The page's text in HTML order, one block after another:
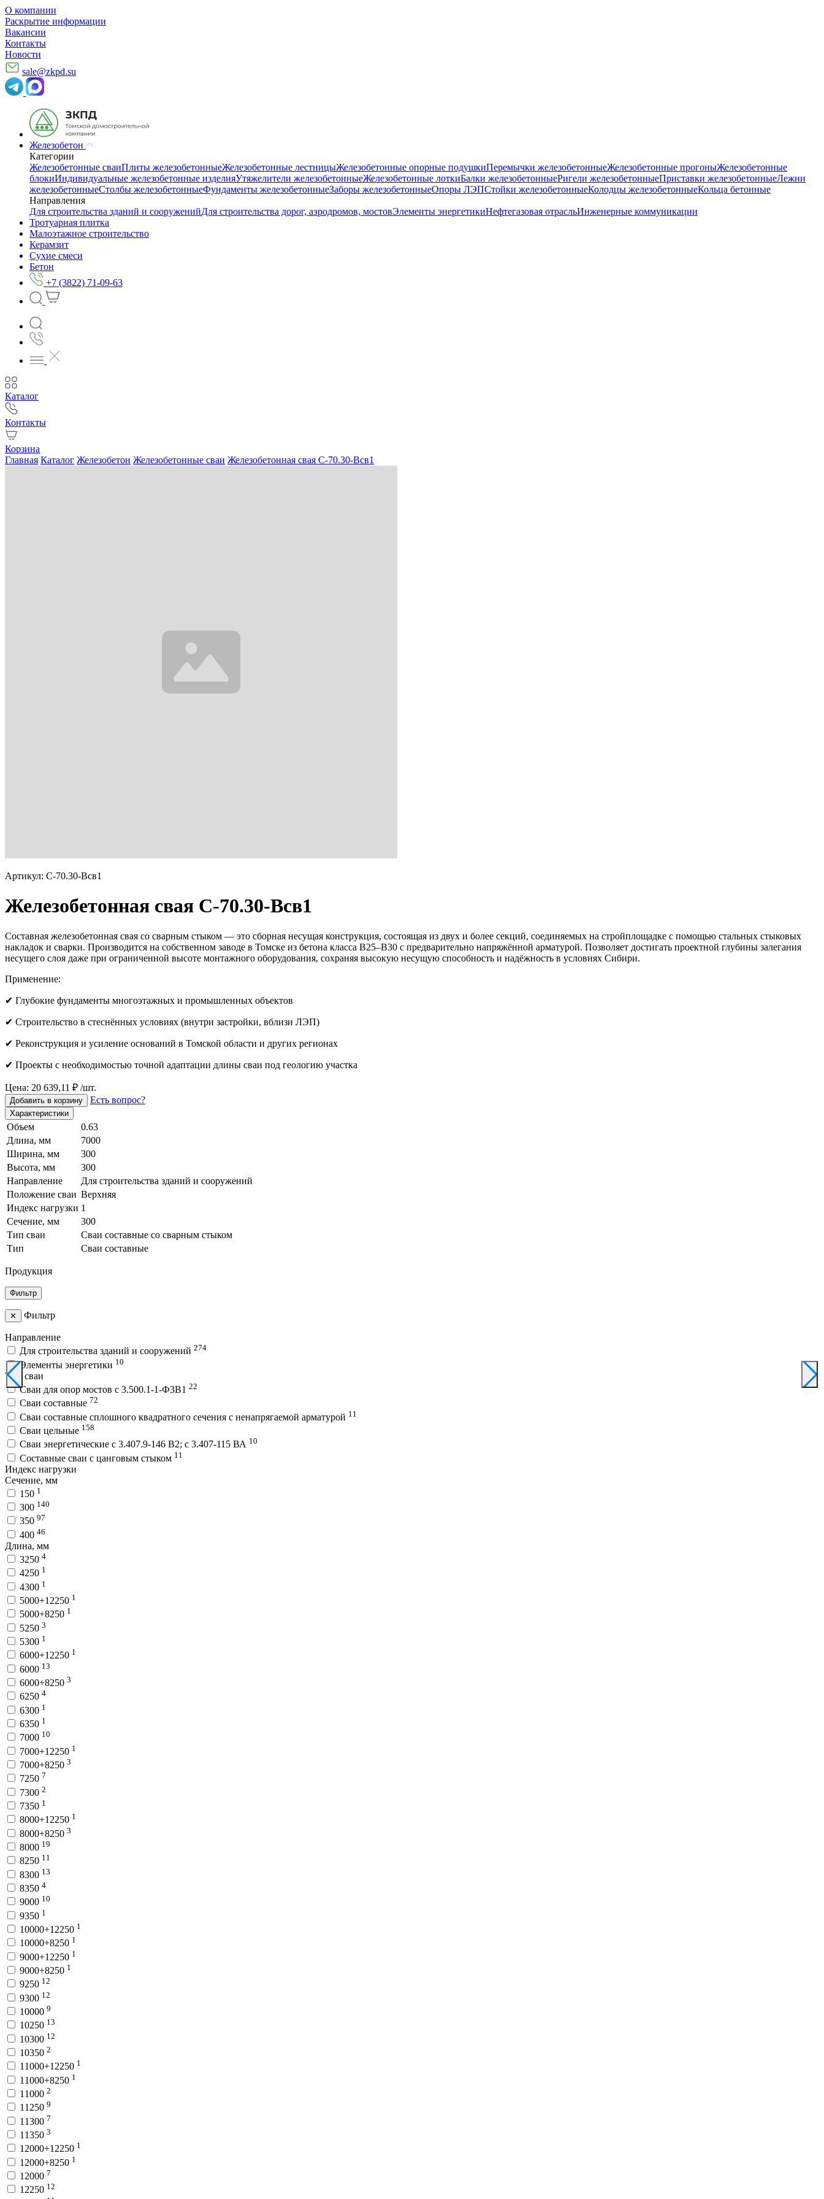
О компании
Раскрытие информации
Вакансии
Контакты
Новости
sale@zkpd.su
Железобетон
Категории
Железобетонные сваиПлиты железобетонныеЖелезобетонные лестницыЖелезобетонные опорные подушкиПеремычки железобетонныеЖелезобетонные прогоныЖелезобетонные
блокиИндивидуальные железобетонные изделияУтяжелители железобетонныеЖелезобетонные лоткиБалки железобетонныеРигели железобетонныеПриставки железобетонныеЛежни
железобетонныеСтолбы железобетонныеФундаменты железобетонныеЗаборы железобетонныеОпоры ЛЭПСтойки железобетонныеКолодцы железобетонныеКольца бетонные
Направления
Для строительства зданий и сооруженийДля строительства дорог, аэродромов, мостовЭлементы энергетикиНефтегазовая отрасльИнженерные коммуникации
Тротуарная плитка
Малоэтажное строительство
Керамзит
Сухие смеси
Бетон
+7 (3822) 71-09-63
Каталог
Контакты
Корзина
Главная Каталог Железобетон Железобетонные сваи Железобетонная свая С-70.30-Всв1
Артикул: С-70.30-Всв1
Железобетонная свая С-70.30-Всв1
Составная железобетонная свая со сварным стыком — это сборная несущая конструкция, состоящая из двух и более секций, соединяемых на стройплощадке с помощью стальных стыковых
накладок и сварки. Производится на собственном заводе в Томске из бетона класса B25–B30 с предварительно напряжённой арматурой. Позволяет достигать проектной глубины залегания
несущего слоя даже при ограниченной высоте монтажного оборудования, сохраняя высокую несущую способность и надёжность в условиях Сибири.
Применение:
✔ Глубокие фундаменты многоэтажных и промышленных объектов
✔ Строительство в стеснённых условиях (внутри застройки, вблизи ЛЭП)
✔ Реконструкция и усиление оснований в Томской области и других регионах
✔ Проекты с необходимостью точной адаптации длины сваи под геологию участка
Цена: 20 639,11 ₽ /шт.
Добавить в корзину Есть вопрос?
Характеристики
Объем
0.63
Длина, мм
7000
Ширина, мм
300
Высота, мм
300
Направление
Для строительства зданий и сооружений
Положение сваи Верхняя
Индекс нагрузки 1
Сечение, мм
300
Тип сваи
Сваи составные со сварным стыком
Тип
Сваи составные
Продукция
Фильтр
✕ Фильтр
Направление
Для строительства зданий и сооружений 274
Элементы энергетики 10
Тип сваи
Сваи для опор мостов с 3.500.1-1-Ф3В1 22
Сваи составные 72
Сваи составные сплошного квадратного сечения с ненапрягаемой арматурой 11
Сваи цельные 158
Сваи энергетические с 3.407.9-146 В2; с 3.407-115 ВА 10
Составные сваи с цанговым стыком 11
Индекс нагрузки
Сечение, мм
150 1
300 140
350 97
400 46
Длина, мм
3250 4
4250 1
4300 1
5000+12250 1
5000+8250 1
5250 3
5300 1
6000+12250 1
6000 13
6000+8250 3
6250 4
6300 1
6350 1
7000 10
7000+12250 1
7000+8250 3
7250 7
7300 2
7350 1
8000+12250 1
8000+8250 3
8000 19
8250 11
8300 13
8350 4
9000 10
9350 1
10000+12250 1
10000+8250 1
9000+12250 1
9000+8250 1
9250 12
9300 12
10000 9
10250 13
10300 12
10350 2
11000+12250 1
11000+8250 1
11000 2
11250 9
11300 7
11350 3
12000+12250 1
12000+8250 1
12000 7
12250 12